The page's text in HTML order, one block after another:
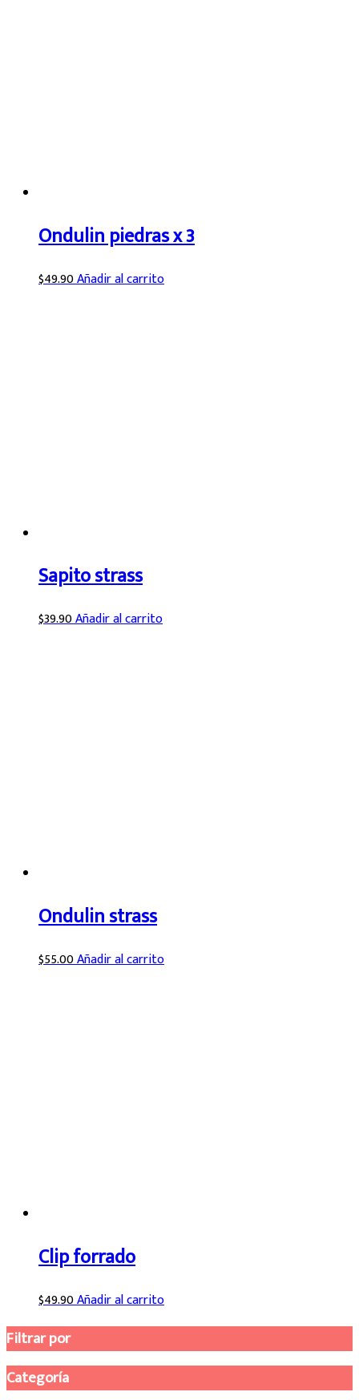
Ondulin piedras x 3
$49.90Añadir al carrito
Sapito strass
$39.90Añadir al carrito
Ondulin strass
$55.00Añadir al carrito
Clip forrado
$49.90Añadir al carrito
Filtrar por
Categoría